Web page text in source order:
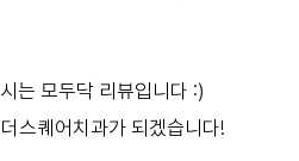
는 모두닥 리뷰입니다 :)
스퀘어치과가 되겠습니다!